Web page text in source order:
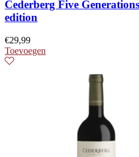
Cederberg Five
edition
€29,99
Toevoegen